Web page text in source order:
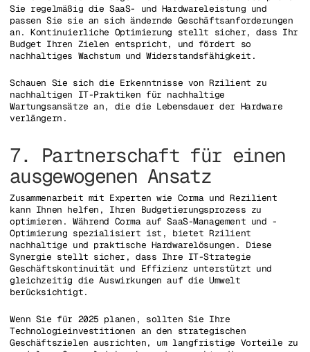
Sie regelmäßig die SaaS- und Hardwareleistung und
passen Sie sie an sich ändernde Geschäftsanforderungen
an. Kontinuierliche Optimierung stellt sicher, dass Ihr
Budget Ihren Zielen entspricht, und fördert so
nachhaltiges Wachstum und Widerstandsfähigkeit.
Schauen Sie sich die Erkenntnisse von Rzilient zu
nachhaltigen IT-Praktiken für nachhaltige
Wartungsansätze an, die die Lebensdauer der Hardware
verlängern.
7. Partnerschaft für einen
ausgewogenen Ansatz
Zusammenarbeit mit Experten wie Corma und Rezilient
kann Ihnen helfen, Ihren Budgetierungsprozess zu
optimieren. Während Corma auf SaaS-Management und -
Optimierung spezialisiert ist, bietet Rzilient
nachhaltige und praktische Hardwarelösungen. Diese
Synergie stellt sicher, dass Ihre IT-Strategie
Geschäftskontinuität und Effizienz unterstützt und
gleichzeitig die Auswirkungen auf die Umwelt
berücksichtigt.
Wenn Sie für 2025 planen, sollten Sie Ihre
Technologieinvestitionen an den strategischen
Geschäftszielen ausrichten, um langfristige Vorteile zu